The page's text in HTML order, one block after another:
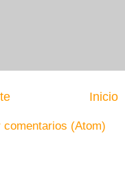
Inicio
comentarios (Atom)